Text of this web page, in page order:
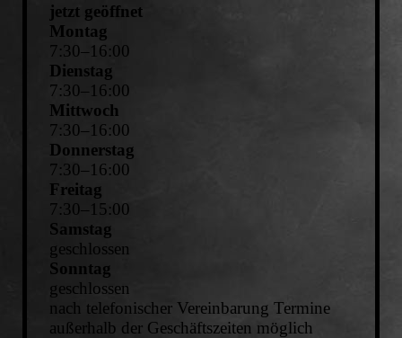
jetzt geöffnet
Montag
7:30–16:00
Dienstag
7:30–16:00
Mittwoch
7:30–16:00
Donnerstag
7:30–16:00
Freitag
7:30–15:00
Samstag
geschlossen
Sonntag
geschlossen
nach telefonischer Vereinbarung Termine
außerhalb der Geschäftszeiten möglich